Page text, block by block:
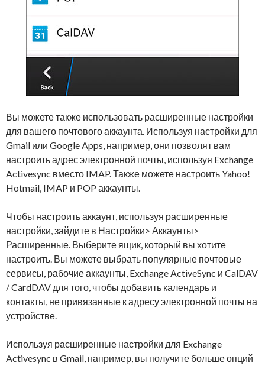
Вы можете также использовать расширенные настройки
для вашего почтового аккаунта. Используя настройки для
Gmail или Google Apps, например, они позволят вам
настроить адрес электронной почты, используя Exchange
Activesync вместо IMAP. Также можете настроить Yahoo!
Hotmail, IMAP и POP аккаунты.
Чтобы настроить аккаунт, используя расширенные
настройки, зайдите в Настройки> Аккаунты>
Расширенные. Выберите ящик, который вы хотите
настроить. Вы можете выбрать популярные почтовые
сервисы, рабочие аккаунты, Exchange ActiveSync и CalDAV
/ CardDAV для того, чтобы добавить календарь и
контакты, не привязанные к адресу электронной почты на
устройстве.
Используя расширенные настройки для Exchange
Activesync в Gmail, например, вы получите больше опций